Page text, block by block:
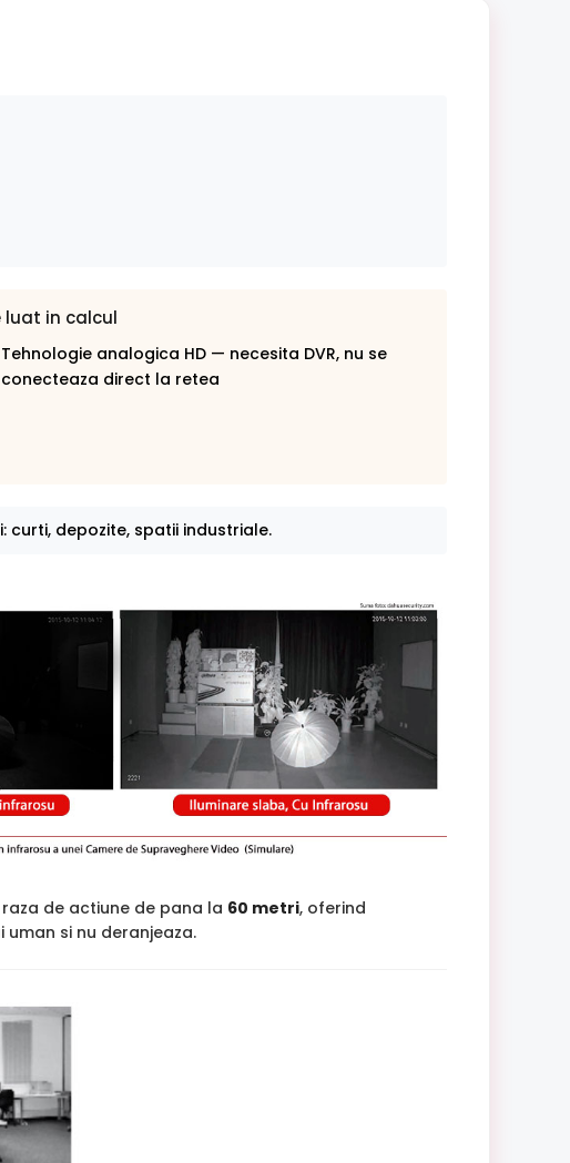
luat in calcul
Tehnologie analogica HD — necesita DVR, nu se
conecteaza direct la retea
curti, depozite, spatii industriale.
raza de actiune de pana la 60 metri, oferind
uman si nu deranjeaza.